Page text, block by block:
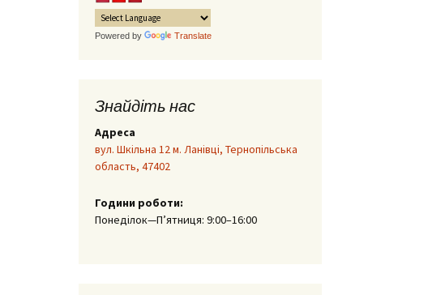
Які документи необхідні
для заміни посвідчення
допуск транспортних
засобів до перевезення
ДОПНВ про підготовку
Powered by Translate
Знайдіть нас
Адреса
вул. Шкільна 12 м. Ланівці, Тернопільська
область, 47402
Години роботи:
Понеділок—П’ятниця: 9:00–16:00